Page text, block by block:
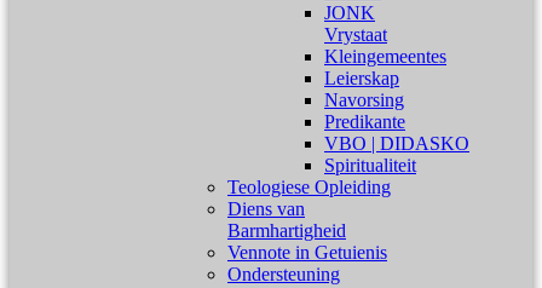
JONK
Vrystaat
Kleingemeentes
Leierskap
Navorsing
Predikante
VBO | DIDASKO
Spiritualiteit
Teologiese Opleiding
Diens van
Barmhartigheid
Vennote in Getuienis
Ondersteuning